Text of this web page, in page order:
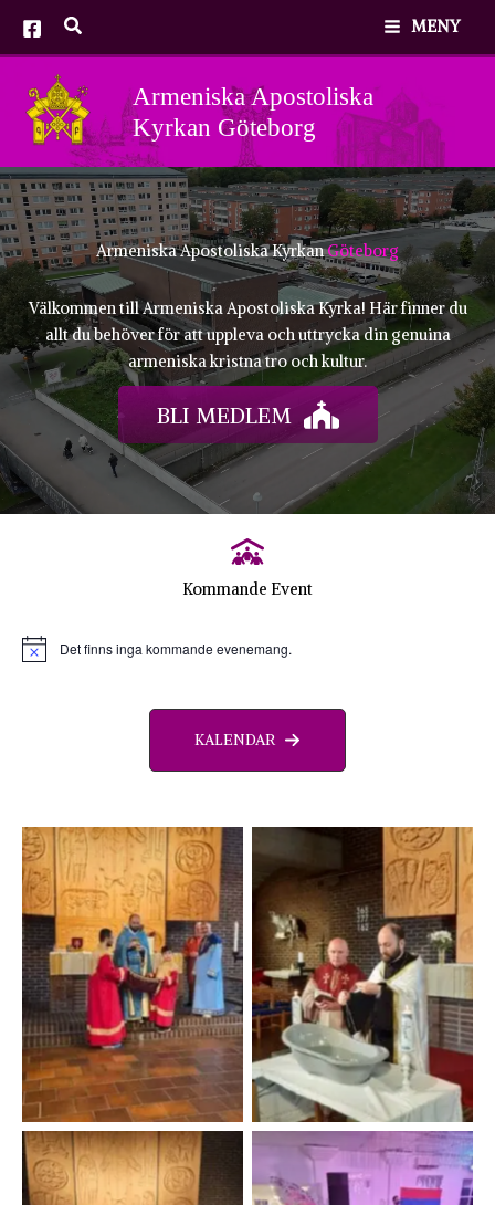
MENY
Armeniska Apostoliska
Kyrkan Göteborg
Armeniska Apostoliska KyrkanGöteborg
Välkommen tillArmeniska Apostoliska Kyrka! Här finner du
allt du behöver för att uppleva och uttrycka din genuina
armeniska kristna tro och kultur.
BLI MEDLEM
Kommande Event
N
Det finns inga kommande evenemang.
KALENDAR